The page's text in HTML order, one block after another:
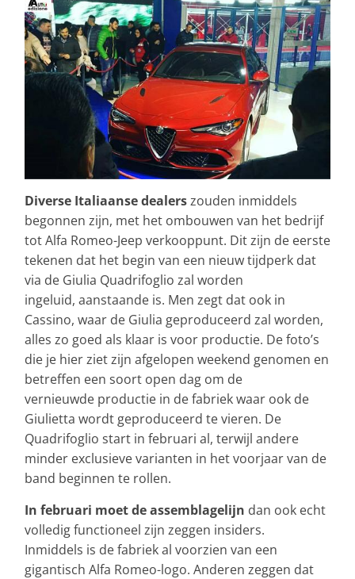
Diverse Italiaanse dealerszouden inmiddels
begonnen zijn, met het ombouwen van het bedrijf
tot Alfa Romeo-Jeep verkooppunt. Dit zijn de eerste
tekenen dat het begin van een nieuw tijdperk dat
via de Giulia Quadrifoglio zal worden
ingeluid, aanstaande is. Men zegt dat ook in
Cassino, waar de Giulia geproduceerd zal worden,
alles zo goed als klaar is voor productie. De foto’s
die je hier ziet zijn afgelopen weekend genomen en
betreffen een soort open dag om de
vernieuwde productie in de fabriek waar ook de
Giulietta wordt geproduceerd te vieren. De
Quadrifoglio start in februari al, terwijl andere
minder exclusieve varianten in het voorjaar van de
band beginnen te rollen.
In februari moet de assemblagelijn dan ook echt
volledig functioneel zijn zeggen insiders.
Inmiddels is de fabriek al voorzien van een
gigantisch Alfa Romeo-logo. Anderen zeggen dat